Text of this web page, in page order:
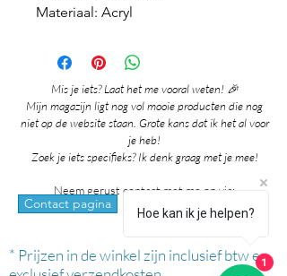
Materiaal: Acryl
Mis je iets? Laat het me vooral weten! 🎉
Mijn magazijn ligt nog vol mooie producten die nog
niet op de website staan. Grote kans dat ik het al voor
je heb!
Zoek je iets specifieks? Ik denk graag met je mee!
Neem gerust contact met me op via:
Contact pagina
* Prijzen in de winkel zijn inclusief btw en
Hoe kan ik je helpen?
1